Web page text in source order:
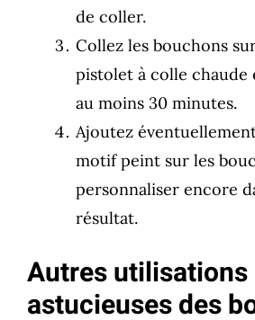
de coller.
Collez les bouchons
pistolet à colle chaude
au moins 30 minutes.
Ajoutez
motif peint sur les
personnaliser encore
résultat.
Autres utilisations
astucieuses des